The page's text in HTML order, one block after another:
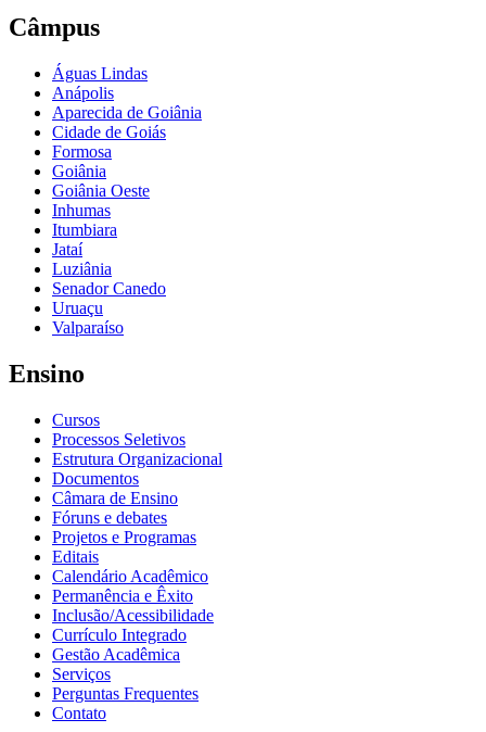
Câmpus
Águas Lindas
Anápolis
Aparecida de Goiânia
Cidade de Goiás
Formosa
Goiânia
Goiânia Oeste
Inhumas
Itumbiara
Jataí
Luziânia
Senador Canedo
Uruaçu
Valparaíso
Ensino
Cursos
Processos Seletivos
Estrutura Organizacional
Documentos
Câmara de Ensino
Fóruns e debates
Projetos e Programas
Editais
Calendário Acadêmico
Permanência e Êxito
Inclusão/Acessibilidade
Currículo Integrado
Gestão Acadêmica
Serviços
Perguntas Frequentes
Contato